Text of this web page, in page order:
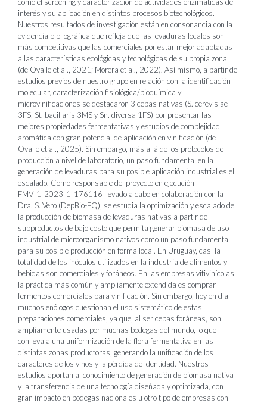
interés y su aplicación en distintos procesos biotecnológicos.
Nuestros resultados de investigación están en consonancia con la
evidencia bibliográfica que refleja que las levaduras locales son
más competitivas que las comerciales por estar mejor adaptadas
a las características ecológicas y tecnológicas de su propia zona
(de Ovalle et al., 2021; Morera et al., 2022). Así mismo, a partir de
estudios previos de nuestro grupo en relación con la identificación
molecular, caracterización fisiológica/bioquímica y
microvinificaciones se destacaron 3 cepas nativas (S. cerevisiae
3FS, St. bacillaris 3MS y Sn. diversa 1FS) por presentar las
mejores propiedades fermentativas y estudios de complejidad
aromática con gran potencial de aplicación en vinificación (de
Ovalle et al., 2025). Sin embargo, más allá de los protocolos de
producción a nivel de laboratorio, un paso fundamental en la
generación de levaduras para su posible aplicación industrial es el
escalado. Como responsable del proyecto en ejecución
FMV_1_2023_1_176116 llevado a cabo en colaboración con la
Dra. S. Vero (DepBio-FQ), se estudia la optimización y escalado de
la producción de biomasa de levaduras nativas a partir de
subproductos de bajo costo que permita generar biomasa de uso
industrial de microorganismo nativos como un paso fundamental
para su posible producción en forma local. En Uruguay, casi la
totalidad de los inóculos utilizados en la industria de alimentos y
bebidas son comerciales y foráneos. En las empresas vitivinícolas,
la práctica más común y ampliamente extendida es comprar
fermentos comerciales para vinificación. Sin embargo, hoy en día
muchos enólogos cuestionan el uso sistemático de estas
preparaciones comerciales, ya que, al ser cepas foráneas, son
ampliamente usadas por muchas bodegas del mundo, lo que
conlleva a una uniformización de la flora fermentativa en las
distintas zonas productoras, generando la unificación de los
caracteres de los vinos y la pérdida de identidad. Nuestros
estudios aportan al conocimiento de generación de biomasa nativa
y la transferencia de una tecnología diseñada y optimizada, con
gran impacto en bodegas nacionales u otro tipo de empresas con